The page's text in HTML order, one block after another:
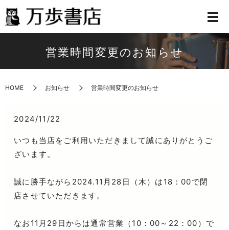
営業時間変更のお知らせ
HOME お知らせ 営業時間変更のお知らせ
2024/11/22
いつも当店をご利用いただきまして誠にありがとうご
ざいます。
誠に勝手ながら2024.11月28日（木）は18：00で閉
店させていただきます。
なお11月29日からは通常営業（10：00～22：00）で